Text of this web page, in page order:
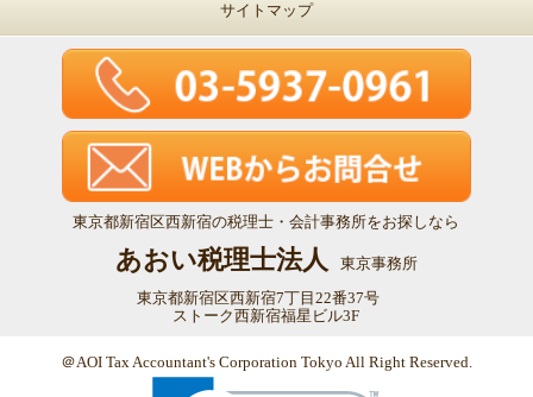
サイトマップ
東京都新宿区西新宿の税理士・会計事務所をお探しなら
あおい税理士法人
東京事務所
東京都新宿区西新宿7丁目22番37号
ストーク西新宿福星ビル3F
＠AOI Tax Accountant's Corporation Tokyo All Right Reserved.